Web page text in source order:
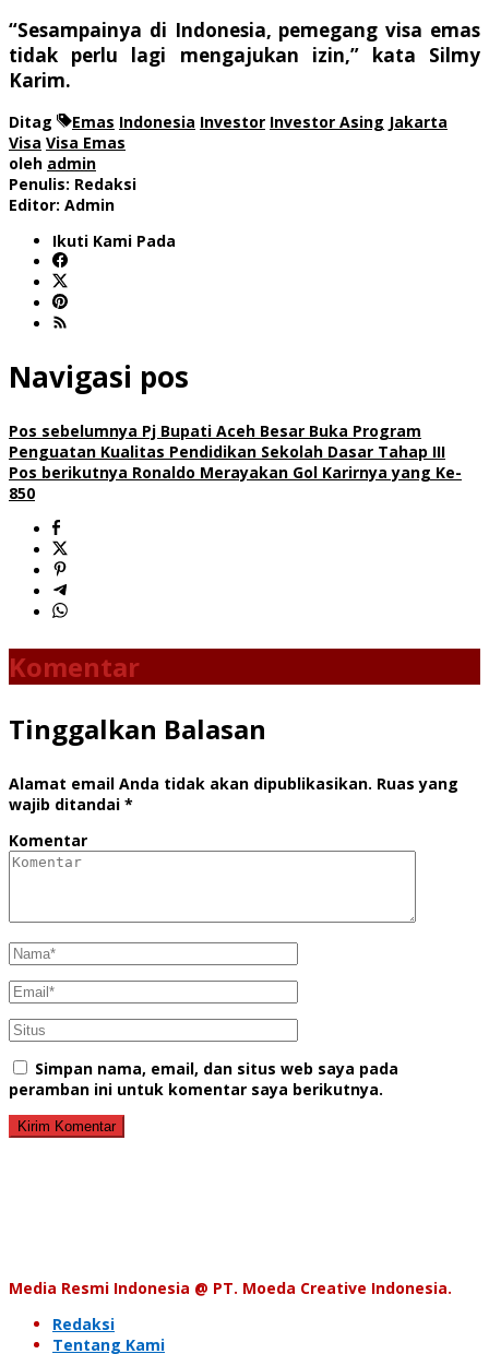
“Sesampainya di Indonesia, pemegang visa emas
tidak perlu lagi mengajukan izin,” kata Silmy
Karim.
Ditag Emas Indonesia Investor Investor Asing Jakarta
Visa Visa Emas
oleh admin
Penulis: Redaksi
Editor: Admin
Ikuti Kami Pada
Navigasi pos
Pos sebelumnya Pj Bupati Aceh Besar Buka Program
Penguatan Kualitas Pendidikan Sekolah Dasar Tahap III
Pos berikutnya Ronaldo Merayakan Gol Karirnya yang Ke-
850
Komentar
Tinggalkan Balasan
Alamat email Anda tidak akan dipublikasikan. Ruas yang
wajib ditandai *
Komentar
Simpan nama, email, dan situs web saya pada
peramban ini untuk komentar saya berikutnya.
Media Resmi Indonesia @ PT. Moeda Creative Indonesia.
Redaksi
Tentang Kami